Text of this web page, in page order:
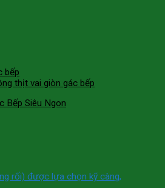
Bếp Siêu Ngon